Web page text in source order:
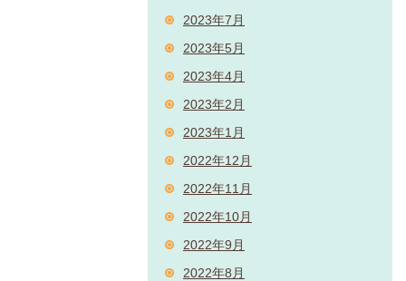
2023年7月
2023年5月
2023年4月
2023年2月
2023年1月
2022年12月
2022年11月
2022年10月
2022年9月
2022年8月